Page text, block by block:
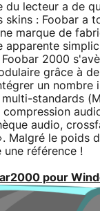
du lecteur a de
skins : Foobar a
marque de
apparente
2000
grâce à
un nombre
standards
compression
audio,
Malgré le poids
une référence !
pour